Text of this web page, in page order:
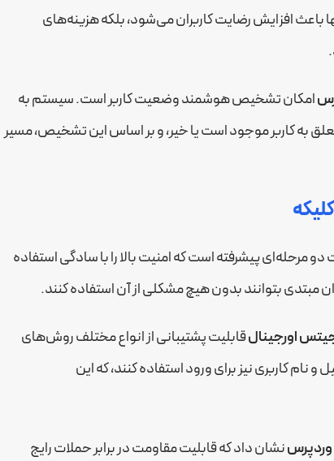
باعث افزایش رضایت کاربران می‌شود، بلکه هزینه‌های
امکان تشخیص هوشمند وضعیت کاربر است. سیستم به
به کاربر موجود است یا خیر، و بر اساس این تشخیص، مسیر
مرحله‌ای پیشرفته است که امنیت بالا را با سادگی استفاده
مبتدی بتوانند بدون هیچ مشکلی از آن استفاده کنند.
اورجینالقابلیت پشتیبانی از انواع مختلف روش‌های
و نام کاربری نیز برای ورود استفاده کنند، که این
وردپرسنشان داد که قابلیت مقاومت در برابر حملات رایج